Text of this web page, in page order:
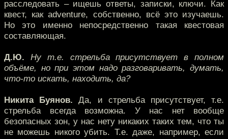
расследовать – ищешь ответы, записки, ключи. Как
квест, как аdventure, собственно, всё это изучаешь.
Но это именно непосредственно такая квестовая
составляющая.
Д.Ю. Ну т.е. стрельба присутствует в полном
объёме, но при этом надо разговаривать, думать,
что-то искать, находить, да?
Никита Буянов. Да, и стрельба присутствует, т.е.
стрельба всегда возможна. У нас нет вообще
безопасных зон, у нас нету никаких таких тем, что ты
не можешь никого убить. Т.е. даже, например, если